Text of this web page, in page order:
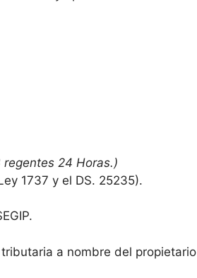
24 Horas.)
1737 y el DS. 25235).
a nombre del propietario